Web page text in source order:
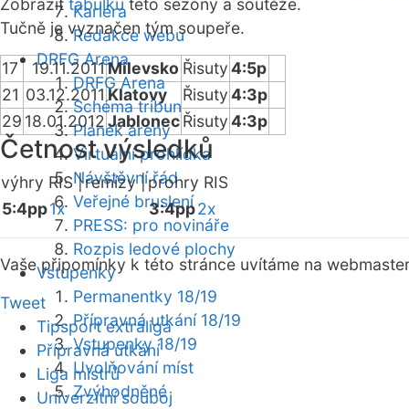
Kariéra
Redakce webu
DRFG Arena
DRFG Arena
Schéma tribun
Plánek areny
Virtuální prohlídka
Návštěvní řád
Veřejné bruslení
PRESS: pro novináře
Rozpis ledové plochy
Vstupenky
Permanentky 18/19
Přípravná utkání 18/19
Vstupenky 18/19
Uvolňování míst
Zvýhodněné
Zobrazit tabulku této sezóny a soutěže.
Tučně je vyznačen tým soupeře.
17 19.11.2011Milevsko Řisuty4:5p
21 03.12.2011 Klatovy Řisuty4:3p
29 18.01.2012JablonecŘisuty4:3p
Četnost výsledků
výhry RIS |remízy |prohry RIS
5:4pp1x 3:4pp2x
Vaše připomínky k této stránce uvítáme na webmaster
Tweet
Tipsport extraliga
Přípravná utkání
Liga mistrů
Univerzitní souboj